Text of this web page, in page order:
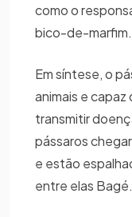
como o
bico-de-marfim.
Em síntese, o
animais e
transmitir
pássaros
e estão
entre elas